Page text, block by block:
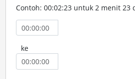
Contoh: 00:02:23 untuk 2 menit 23
ke